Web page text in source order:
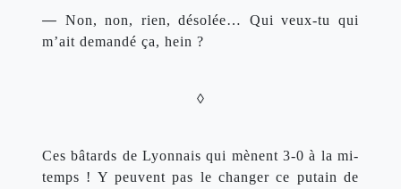
— Non, non, rien, désolée… Qui veux-tu qui
m’ait demandé ça, hein ?
◊
Ces bâtards de Lyonnais qui mènent 3-0 à la mi-
temps ! Y peuvent pas le changer ce putain de